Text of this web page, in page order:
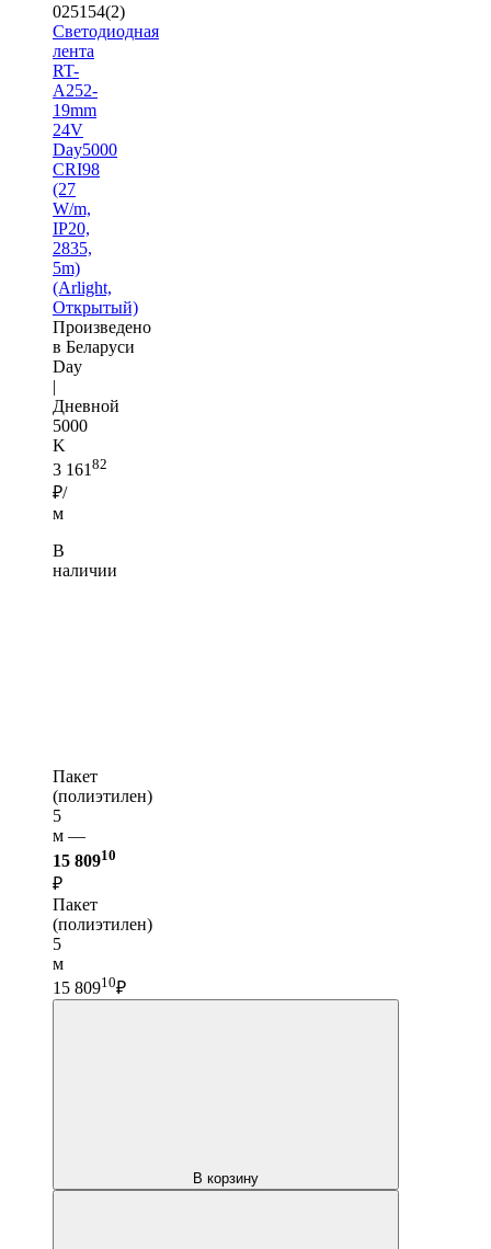
025154(2)
Светодиодная
лента
RT-
A252-
19mm
24V
Day5000
CRI98
(27
W/m,
IP20,
2835,
5m)
(Arlight,
Открытый)
Произведено
в Беларуси
Day
|
Дневной
5000
K
3 161 82
₽/
м
В
наличии
Пакет
(полиэтилен)
5
м —
15 80910
₽
Пакет
(полиэтилен)
5
м
15 80910₽
В корзину